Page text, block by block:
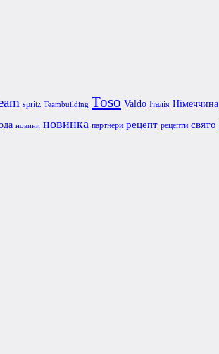
spritz Teambuilding Toso Valdo Італія Німеччина
новини новинка партнери рецепт рецепти свято